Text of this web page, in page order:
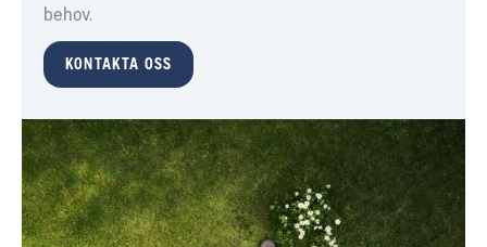
behov.
KONTAKTA OSS